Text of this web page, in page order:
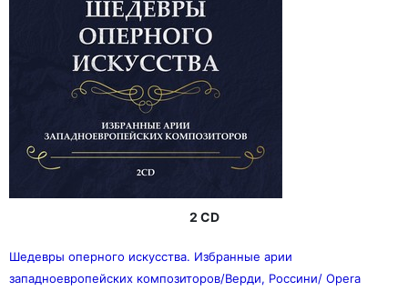
2 CD
Шедевры оперного искусства. Избранные арии
западноевропейских композиторов/Верди, Россини/ Opera